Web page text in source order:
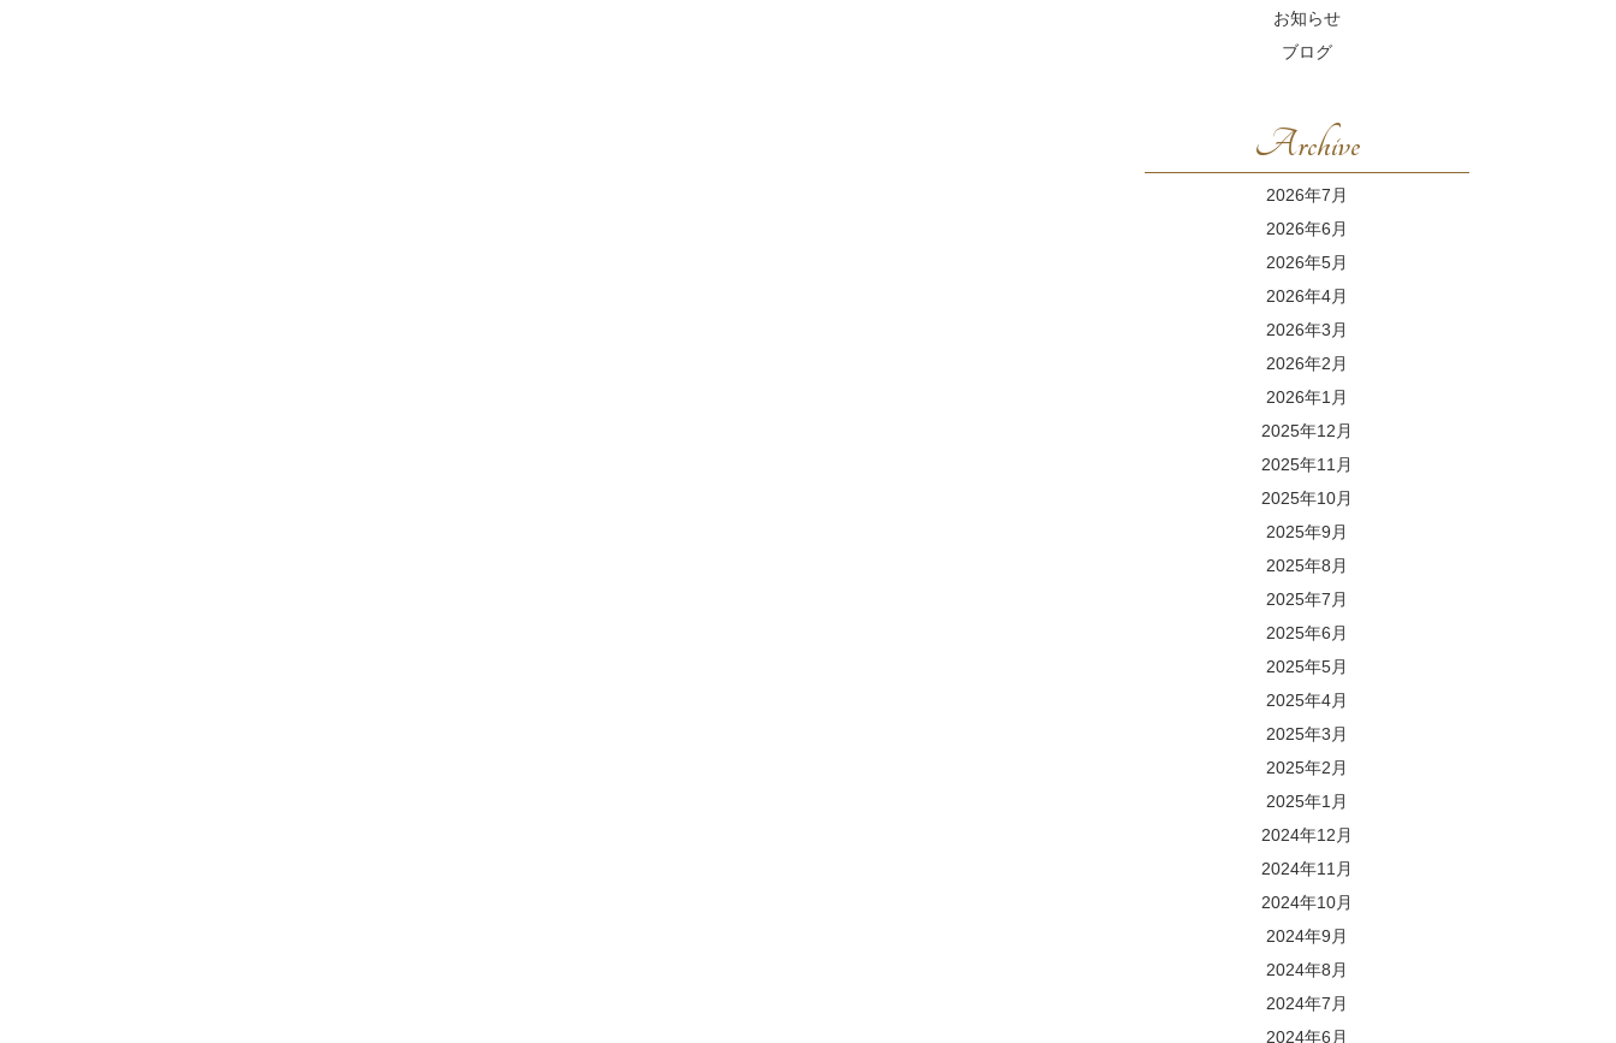
お知らせ
ブログ
Archive
2026年7月
2026年6月
2026年5月
2026年4月
2026年3月
2026年2月
2026年1月
2025年12月
2025年11月
2025年10月
2025年9月
2025年8月
2025年7月
2025年6月
2025年5月
2025年4月
2025年3月
2025年2月
2025年1月
2024年12月
2024年11月
2024年10月
2024年9月
2024年8月
2024年7月
2024年6月